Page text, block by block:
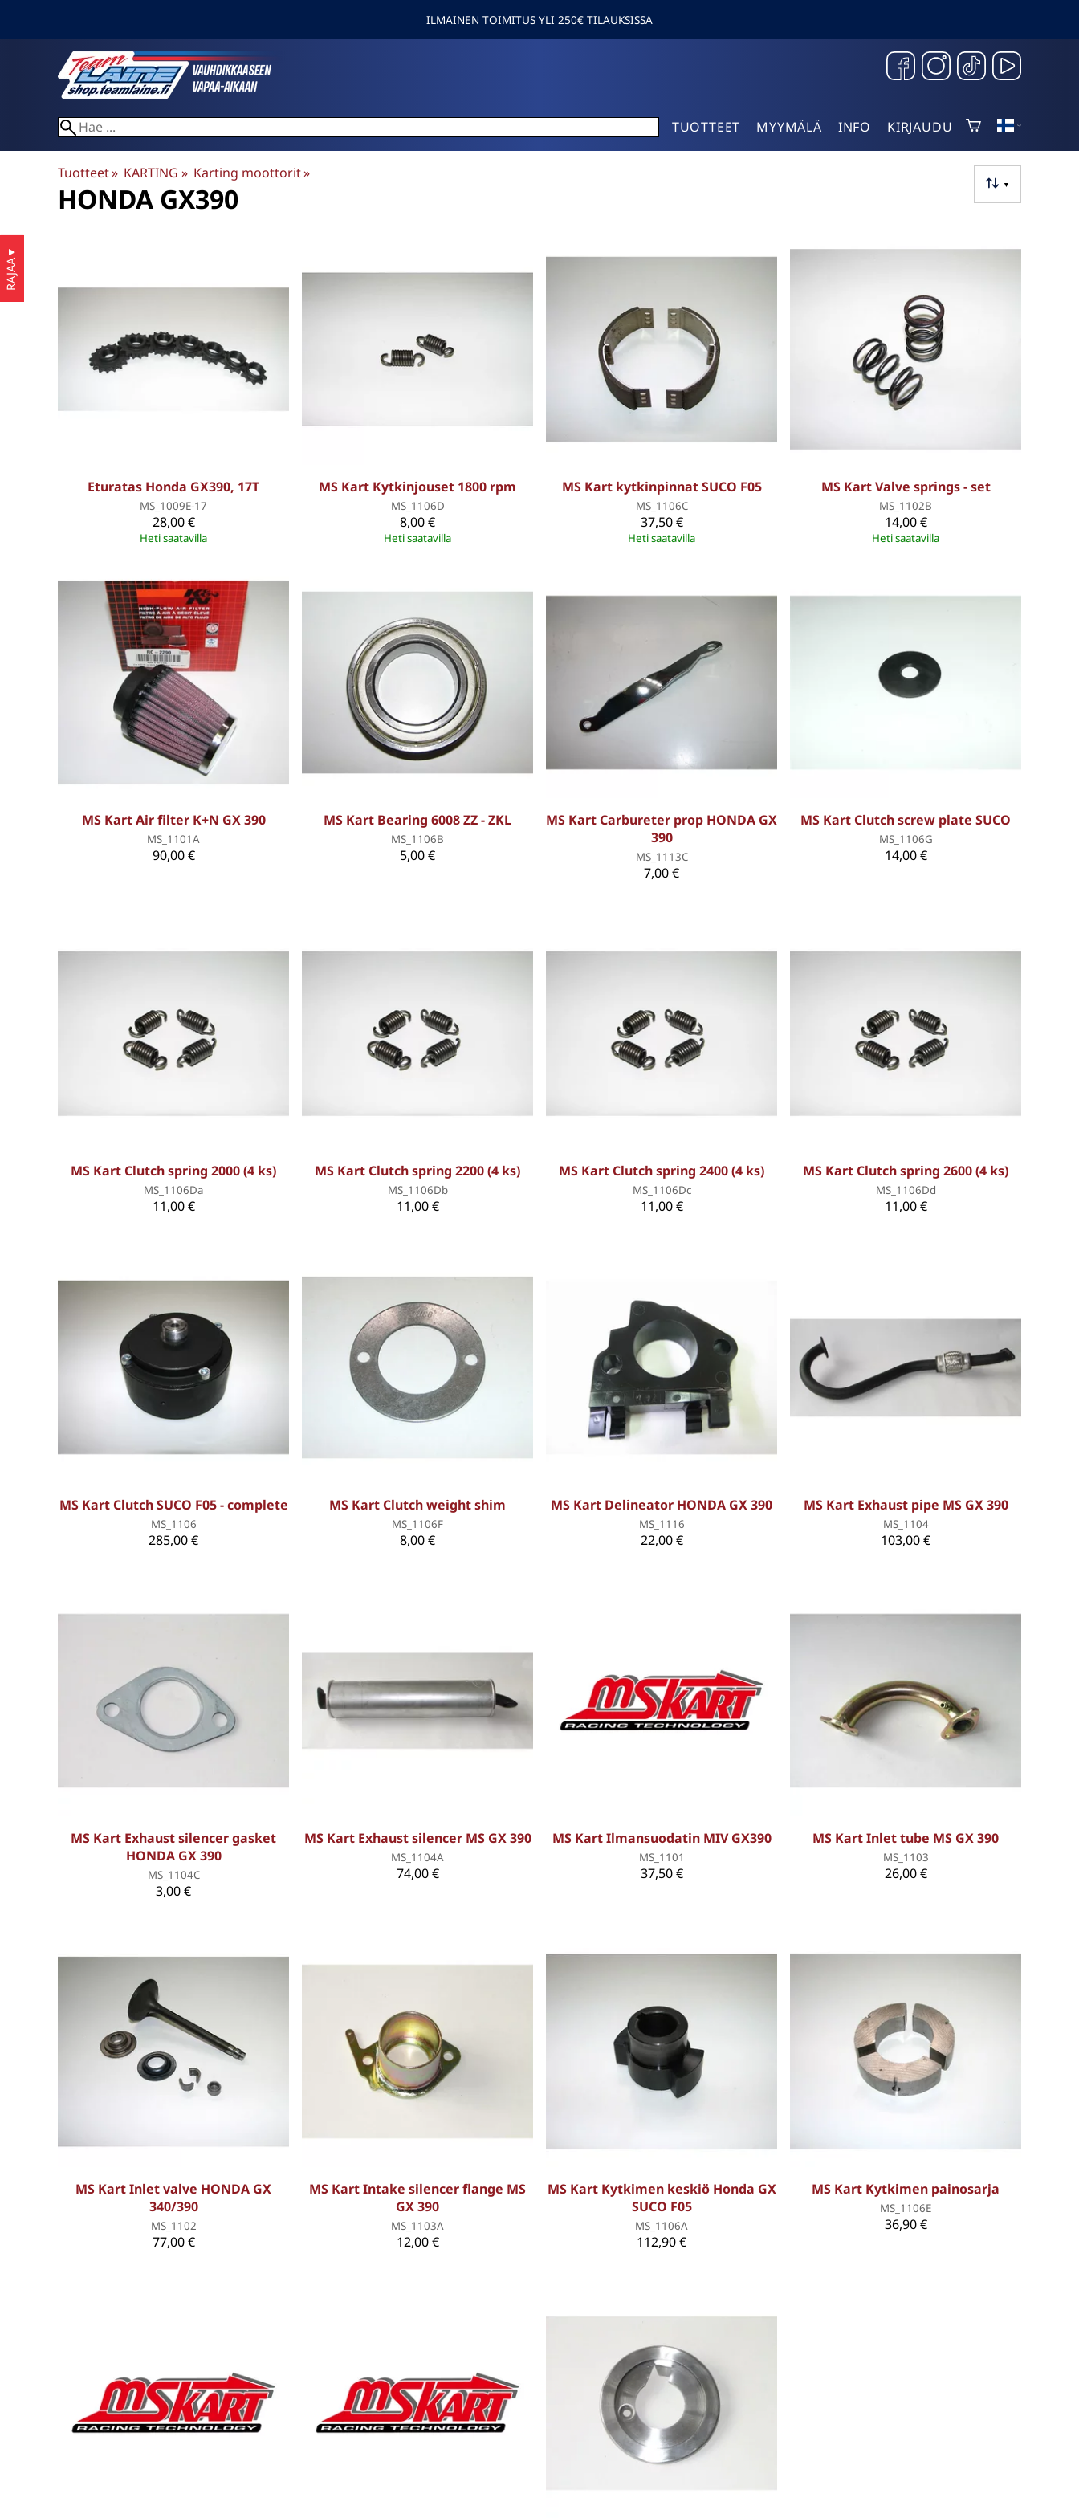
ILMAINEN TOIMITUS YLI 250€ TILAUKSISSA
TUOTTEET MYYMÄLÄ INFO KIRJAUDU
Tuotteet‪» KARTING ‪» Karting moottorit‪»
▼
HONDA GX390
RAJAA
▼
Eturatas Honda GX390, 17T
MS_1009E-17
28,00 €
Heti saatavilla
MS Kart Kytkinjouset 1800 rpm
MS_1106D
8,00 €
Heti saatavilla
MS Kart kytkinpinnat SUCO F05
MS_1106C
37,50 €
Heti saatavilla
MS Kart Valve springs - set
MS_1102B
14,00 €
Heti saatavilla
MS Kart Air filter K+N GX 390
MS_1101A
90,00 €
MS Kart Bearing 6008 ZZ - ZKL
MS_1106B
5,00 €
MS Kart Carbureter prop HONDA GX
390
MS_1113C
7,00 €
MS Kart Clutch screw plate SUCO
MS_1106G
14,00 €
MS Kart Clutch spring 2000 (4 ks)
MS_1106Da
11,00 €
MS Kart Clutch spring 2200 (4 ks)
MS_1106Db
11,00 €
MS Kart Clutch spring 2400 (4 ks)
MS_1106Dc
11,00 €
MS Kart Clutch spring 2600 (4 ks)
MS_1106Dd
11,00 €
MS Kart Clutch SUCO F05 - complete
MS_1106
285,00 €
MS Kart Clutch weight shim
MS_1106F
8,00 €
MS Kart Delineator HONDA GX 390
MS_1116
22,00 €
MS Kart Exhaust pipe MS GX 390
MS_1104
103,00 €
MS Kart Exhaust silencer gasket
HONDA GX 390
MS_1104C
3,00 €
MS Kart Exhaust silencer MS GX 390
MS_1104A
74,00 €
MS Kart Ilmansuodatin MIV GX390
MS_1101
37,50 €
MS Kart Inlet tube MS GX 390
MS_1103
26,00 €
MS Kart Inlet valve HONDA GX
340/390
MS_1102
77,00 €
MS Kart Intake silencer flange MS
GX 390
MS_1103A
12,00 €
MS Kart Kytkimen keskiö Honda GX
SUCO F05
MS_1106A
112,90 €
MS Kart Kytkimen painosarja
MS_1106E
36,90 €